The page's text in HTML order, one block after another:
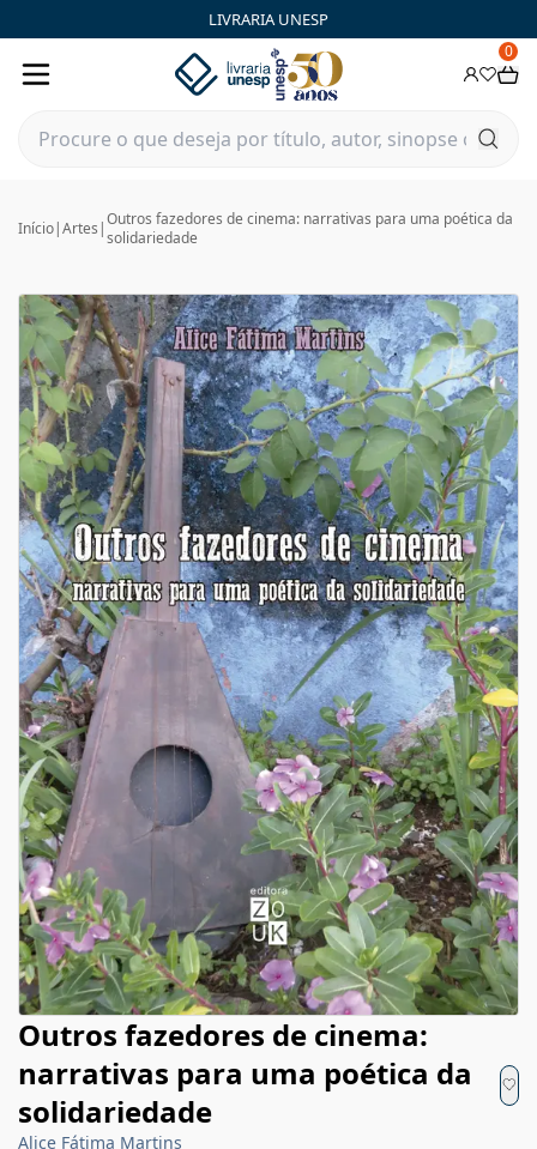
LIVRARIA UNESP
0
Início|Artes |Outros fazedores de cinema: narrativas para uma poética da
solidariedade
Outros fazedores de cinema:
narrativas para uma poética da
solidariedade
Alice Fátima Martins